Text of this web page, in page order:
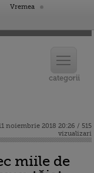
Vremea
noiembrie 2018 20:26 / 515
vizualizari
miile de